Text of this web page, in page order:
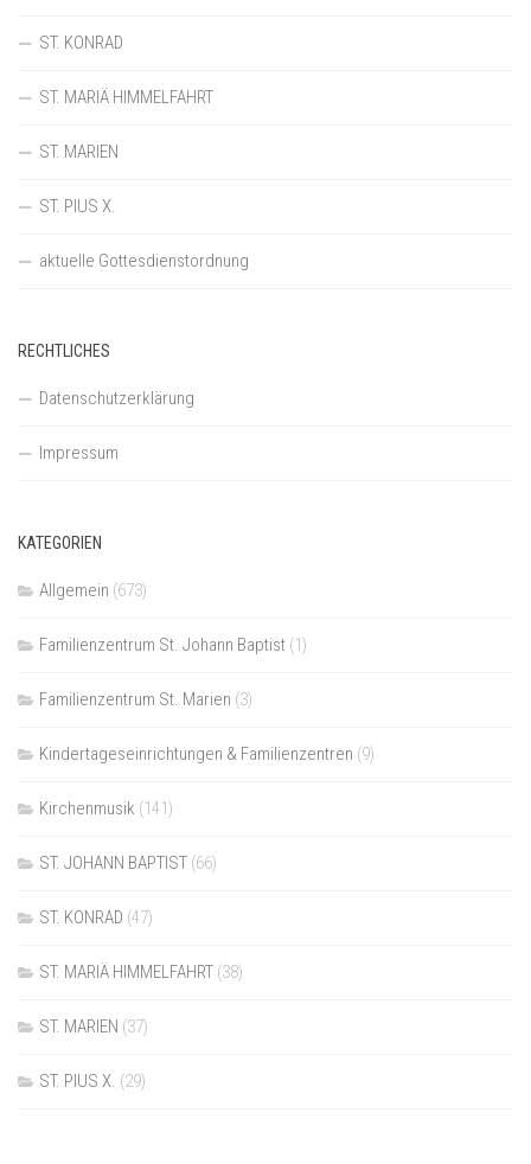
ST. KONRAD
ST. MARIÄ HIMMELFAHRT
ST. MARIEN
ST. PIUS X.
aktuelle Gottesdienstordnung
RECHTLICHES
Datenschutzerklärung
Impressum
KATEGORIEN
Allgemein (673)
Familienzentrum St. Johann Baptist (1)
Familienzentrum St. Marien (3)
Kindertageseinrichtungen & Familienzentren (9)
Kirchenmusik (141)
ST. JOHANN BAPTIST (66)
ST. KONRAD (47)
ST. MARIÄ HIMMELFAHRT (38)
ST. MARIEN (37)
ST. PIUS X. (29)